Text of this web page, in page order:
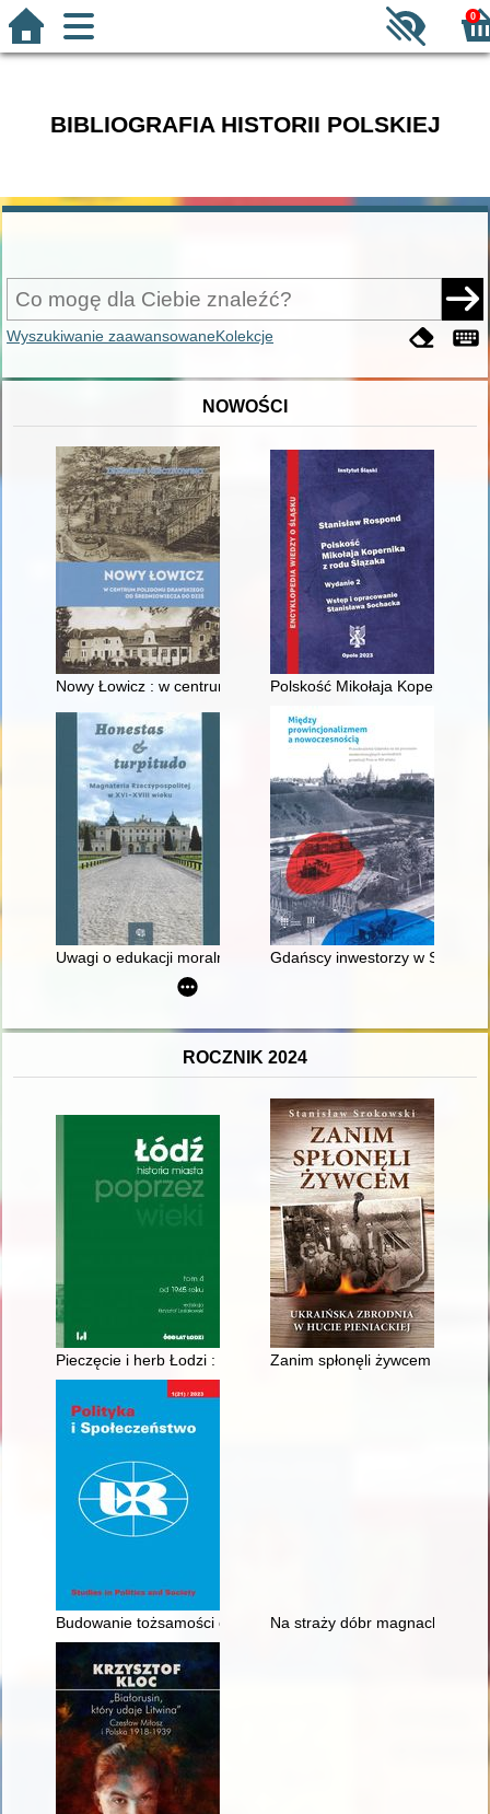
0
BIBLIOGRAFIA HISTORII POLSKIEJ
Wyszukiwanie zaawansowaneKolekcje
NOWOŚCI
Nowy Łowicz : w centrum poligonu drawskiego od
Polskość Mikołaja Kopernika z
Uwagi o edukacji moralnej synów szlacheckich w XVI-
Gdańscy inwestorzy w
ROCZNIK 2024
Pieczęcie i herb Łodzi : Część 4 : Lata 1945-2023
Zanim spłonęli żywcem :
Budowanie tożsamości chłopów w myśli politycznej
Na straży dóbr magnackich i